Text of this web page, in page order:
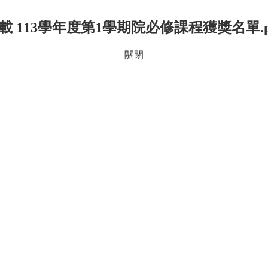
113學年度第1學期院必修課程獲獎名單
關閉